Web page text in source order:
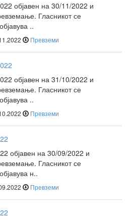
објавен на 30/11/2022 и
Гласникот се
..
Превземи
2022
објавен на 31/10/2022 и
Гласникот се
..
Превземи
објавен на 30/09/2022 и
Гласникот се
н..
Превземи